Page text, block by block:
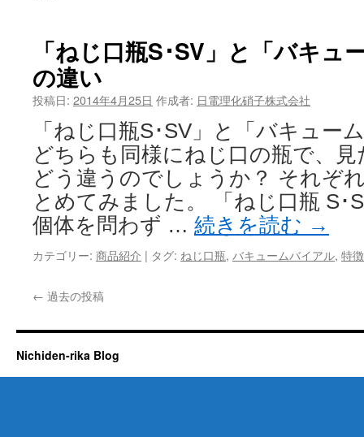
「ねじ口瓶S･SV」と「バキュ
の違い
投稿日: 2014年4月25日 作成者: 日電理化硝子株式会社
「ねじ口瓶S･SV」と「バキュー
どちらも同様にねじ口の瓶で、
どう違うのでしょうか？ それぞ
とめてみました。 「ねじ口瓶 S･
個体を問わず … 続きを読む →
カテゴリー: 商品紹介 | タグ: ねじ口瓶, バキュームバイアル, 特徴
← 過去の投稿
Nichiden-rika Blog